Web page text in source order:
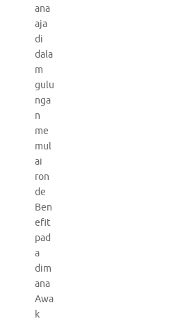
ana
aja
di
dala
m
gulu
nga
n
me
mul
ai
ron
de
Ben
efit
pad
a
dim
ana
Awa
k